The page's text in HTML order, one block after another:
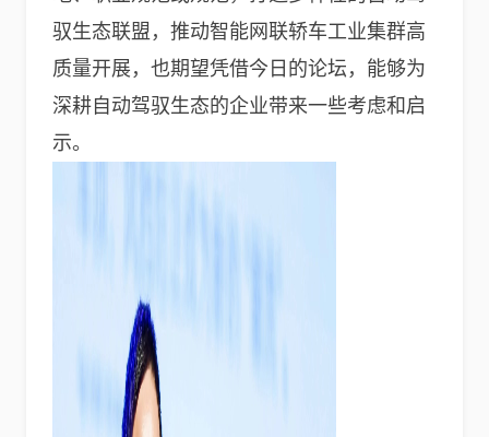
驭生态联盟，推动智能网联轿车工业集群高
质量开展，也期望凭借今日的论坛，能够为
深耕自动驾驭生态的企业带来一些考虑和启
示。